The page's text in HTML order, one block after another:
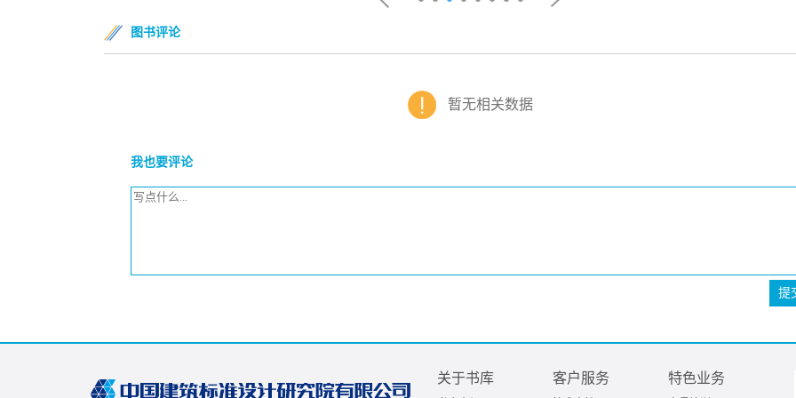
图书评论
暂无相关数据
我也要评论
提
关于书库 客户服务 特色业务